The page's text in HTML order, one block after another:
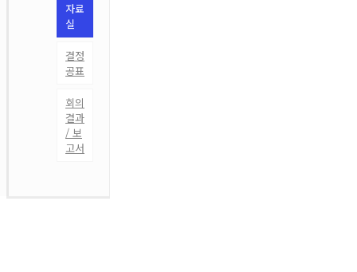
자료
실
결정
공표
회의
결과
/ 보
고서